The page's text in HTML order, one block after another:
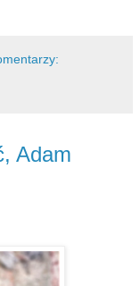
Adam